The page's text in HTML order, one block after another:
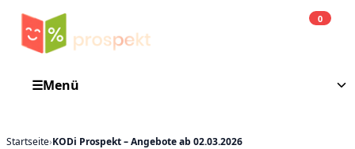
0
☰Menü
Startseite›KODi Prospekt – Angebote ab 02.03.2026